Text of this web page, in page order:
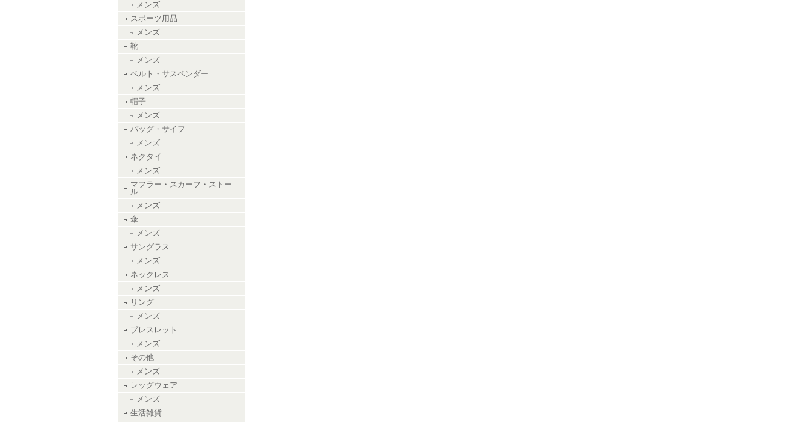
メンズ
スポーツ用品
メンズ
靴
メンズ
ベルト・サスペンダー
メンズ
帽子
メンズ
バッグ・サイフ
メンズ
ネクタイ
メンズ
マフラー・スカーフ・ストー
ル
メンズ
傘
メンズ
サングラス
メンズ
ネックレス
メンズ
リング
メンズ
ブレスレット
メンズ
その他
メンズ
レッグウェア
メンズ
生活雑貨